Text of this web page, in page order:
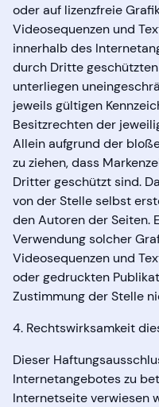
oder auf lizenzfreie
Videosequenzen und
innerhalb des
durch Dritte
unterliegen
jeweils gültigen
Besitzrechten der
Allein aufgrund der
zu ziehen, dass
Dritter geschützt sind.
von der Stelle selbst
den Autoren der Seiten.
Verwendung solcher
Videosequenzen und
oder gedruckten
Zustimmung der Stelle
4. Rechtswirksamkeit
Dieser
Internetangebotes zu
Internetseite verwiesen